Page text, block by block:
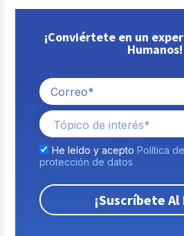
¡Conviértete en un
Humanos!
He leído y acepto Política
protección de datos